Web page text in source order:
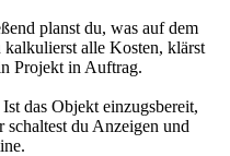
planst du, was auf dem
alle Kosten, klärst
Projekt in Auftrag.
Ist das Objekt einzugsbereit,
du Anzeigen und